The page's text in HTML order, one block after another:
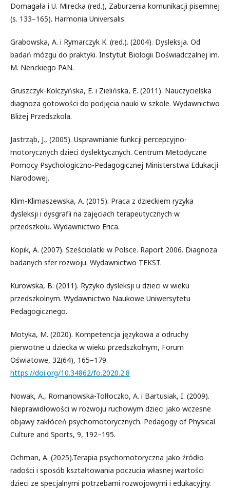
Domagała i U. Mirecka (red.), Zaburzenia komunikacji pisemnej
(s. 133–165). Harmonia Universalis.
Grabowska, A. i Rymarczyk K. (red.). (2004). Dysleksja. Od
badań mózgu do praktyki. Instytut Biologii Doświadczalnej im.
M. Nenckiego PAN.
Gruszczyk-Kolczyńska, E. i Zielińska, E. (2011). Nauczycielska
diagnoza gotowości do podjęcia nauki w szkole. Wydawnictwo
Bliżej Przedszkola.
Jastrząb, J., (2005). Usprawnianie funkcji percepcyjno-
motorycznych dzieci dyslektycznych. Centrum Metodyczne
Pomocy Psychologiczno-Pedagogicznej Ministerstwa Edukacji
Narodowej.
Klim-Klimaszewska, A. (2015). Praca z dzieckiem ryzyka
dysleksji i dysgrafii na zajęciach terapeutycznych w
przedszkolu. Wydawnictwo Erica.
Kopik, A. (2007). Sześciolatki w Polsce. Raport 2006. Diagnoza
badanych sfer rozwoju. Wydawnictwo TEKST.
Kurowska, B. (2011). Ryzyko dysleksji u dzieci w wieku
przedszkolnym. Wydawnictwo Naukowe Uniwersytetu
Pedagogicznego.
Motyka, M. (2020). Kompetencja językowa a odruchy
pierwotne u dziecka w wieku przedszkolnym, Forum
Oświatowe, 32(64), 165–179.
https://doi.org/10.34862/fo.2020.2.8
Nowak, A., Romanowska-Tołłoczko, A. i Bartusiak, I. (2009).
Nieprawidłowości w rozwoju ruchowym dzieci jako wczesne
objawy zakłóceń psychomotorycznych. Pedagogy of Physical
Culture and Sports, 9, 192–195.
Ochman, A. (2025).Terapia psychomotoryczna jako źródło
radości i sposób kształtowania poczucia własnej wartości
dzieci ze specjalnymi potrzebami rozwojowymi i edukacyjny.